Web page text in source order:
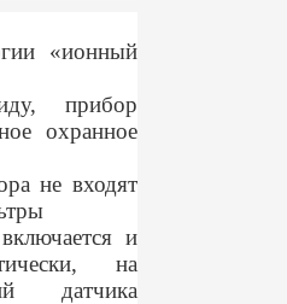
«ионный
прибор
охранное
не входят
и
на
датчика